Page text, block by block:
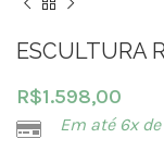
ESCULTURA
R$1.598,00
Em até 6x de